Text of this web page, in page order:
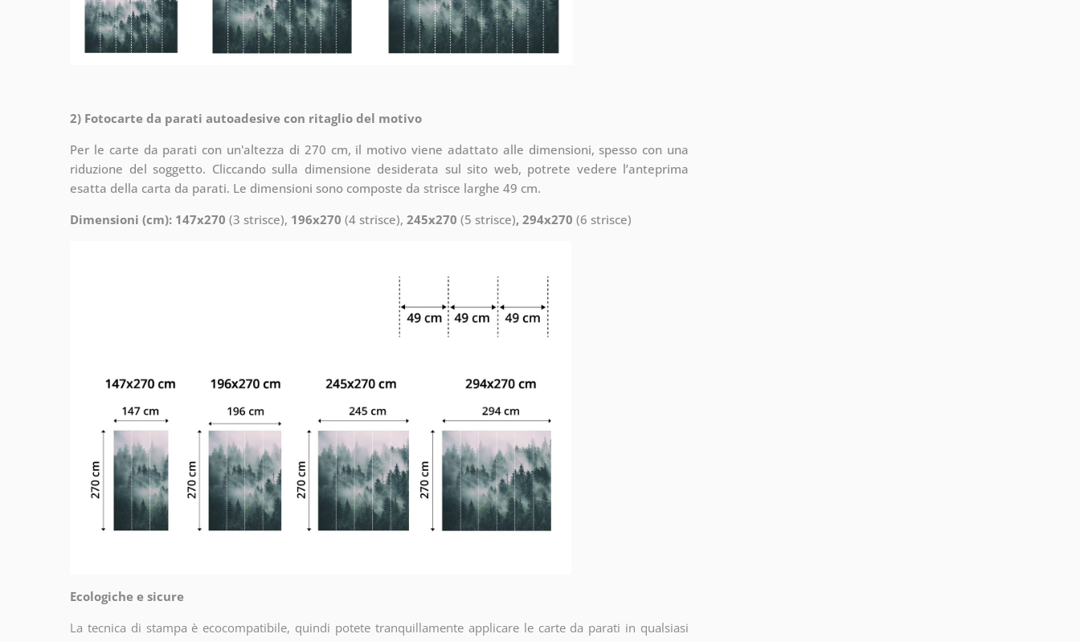
2) Fotocarte da parati autoadesive con ritaglio del motivo
Per le carte da parati con un'altezza di 270 cm, il motivo viene adattato alle dimensioni, spesso con una
riduzione del soggetto. Cliccando sulla dimensione desiderata sul sito web, potrete vedere l’anteprima
esatta della carta da parati. Le dimensioni sono composte da strisce larghe 49 cm.
Dimensioni (cm): 147x270 (3 strisce), 196x270 (4 strisce), 245x270 (5 strisce), 294x270 (6 strisce)
Ecologiche e sicure
La tecnica di stampa è ecocompatibile, quindi potete tranquillamente applicare le carte da parati in qualsiasi